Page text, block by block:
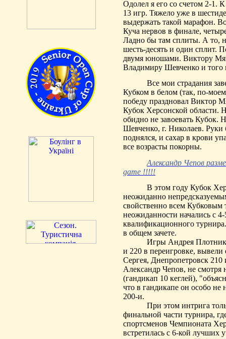
Одолел я его со счетом 2-1.
13 игр. Тяжело уже в
выдержать такой марафон.
Куча нервов в финале,
Ладно бы там сплиты. А то,
шесть-десять и один сплит.
двумя юношами. Виктору
Владимиру Шевченко и того
Все мои страдания
Кубком в белом (так, по-
победу праздновал Виктор
Кубок Херсонской области.
обидно не завоевать Кубок.
Шевченко, г. Николаев. Руки
поднялся, и сахар в крови
все возрасты покорны.
Александр Чепов
game !!!!!
В этом году Кубок
неожиданно
свойственно всем Кубковым
неожиданности начались с
квалификационного
в общем зачете.
Игры Андрея
и 220 в переигровке, вывели
Сергея, Днепропетровск 210
Александр Чепов, не смотря
(гандикап 10 кеглей),
что в гандикапе он особо не
200-и.
При этом интрига
финальной части турнира,
спортсменов Чемпионата
встретилась с 6-кой лучших